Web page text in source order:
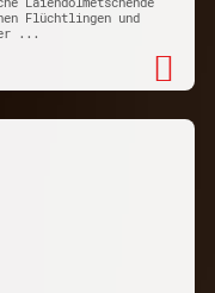
Flüchtlingen und
...